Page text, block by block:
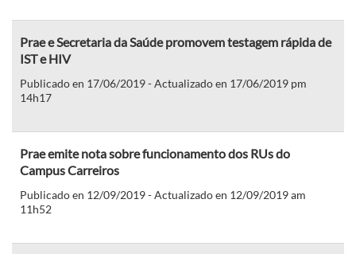
Prae e Secretaria da Saúde promovem testagem rápida de
IST e HIV
Publicado en 17/06/2019 - Actualizado en 17/06/2019 pm
14h17
Prae emite nota sobre funcionamento dos RUs do
Campus Carreiros
Publicado en 12/09/2019 - Actualizado en 12/09/2019 am
11h52